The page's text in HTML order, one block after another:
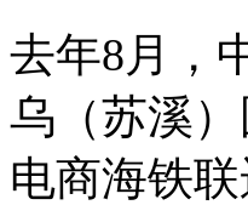
去年8月，
乌（苏溪
电商海铁